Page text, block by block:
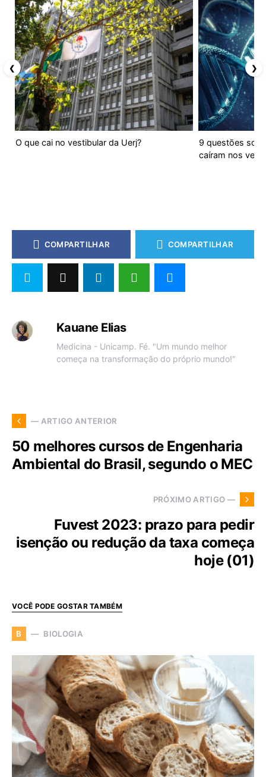
O que cai no vestibular da Uerj?
9 questões
caíram nos
❮ ❯
COMPARTILHAR COMPARTILHAR
Kauane Elias
Medicina - Unicamp. Fé. "Um mundo melhor
começa na transformação do próprio mundo!"
— ARTIGO ANTERIOR
50 melhores cursos de Engenharia
Ambiental do Brasil, segundo o MEC
PRÓXIMO ARTIGO —
Fuvest 2023: prazo para pedir
isenção ou redução da taxa começa
hoje (01)
VOCÊ PODE GOSTAR TAMBÉM
B BIOLOGIA